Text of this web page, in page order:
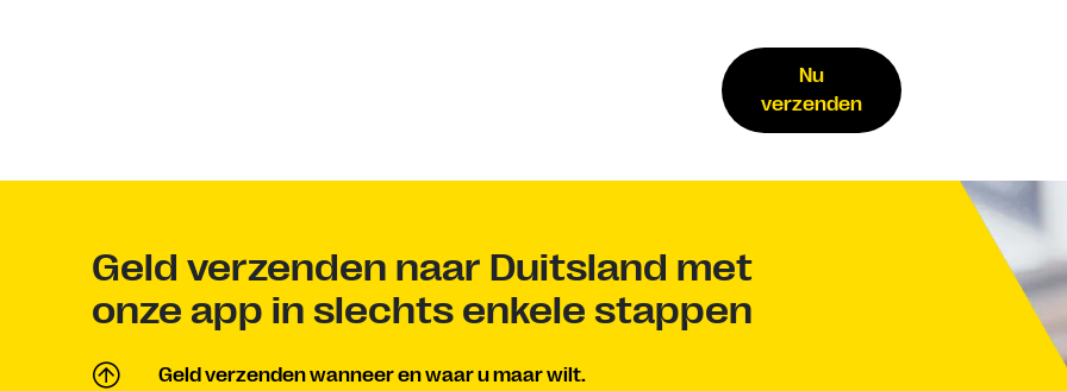
Nu
verzenden
Geld verzenden naar Duitsland met
onze app in slechts enkele stappen
Geld verzenden wanneer en waar u maar wilt.